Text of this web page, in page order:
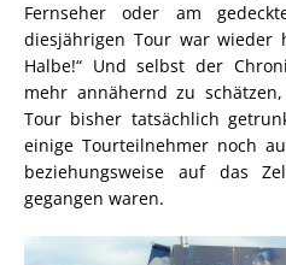
Fernseher oder am
diesjährigen Tour war wieder
Halbe!“ Und selbst der
mehr annähernd zu
Tour bisher tatsächlich
einige Tourteilnehmer noch
beziehungsweise auf das
gegangen waren.